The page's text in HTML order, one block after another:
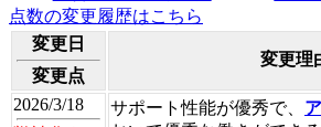
点数の変更履歴はこちら
変更日
変更点
変更理
2026/3/18
サポート性能が優秀で、